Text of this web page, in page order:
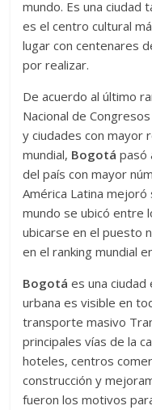
mundo. Es una ciudad
es el centro cultural
lugar con centenares
por realizar.
De acuerdo al último
Nacional de
y ciudades con mayor
mundial, Bogotá pasó
del país con mayor
América Latina mejoró
mundo se ubicó entre
ubicarse en el puesto
en el ranking mundial
Bogotá es una ciudad
urbana es visible en
transporte masivo
principales vías de la
hoteles, centros
construcción y
fueron los motivos